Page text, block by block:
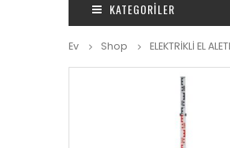
KATEGORILER
Ev Shop ELEKTRİKLİ EL